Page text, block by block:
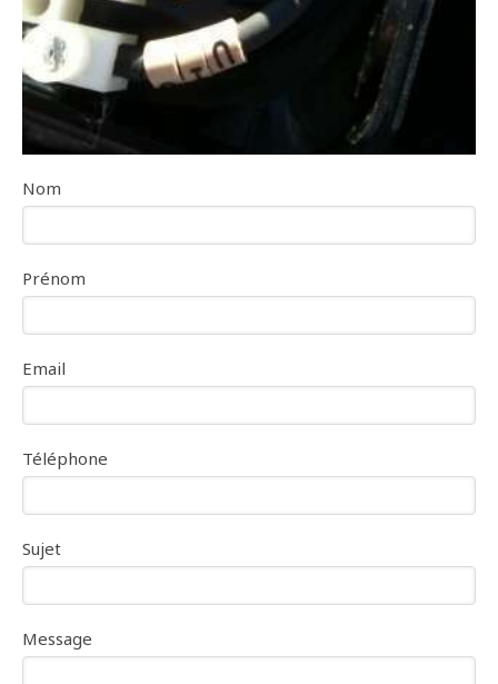
Nom
Prénom
Email
Téléphone
Sujet
Message